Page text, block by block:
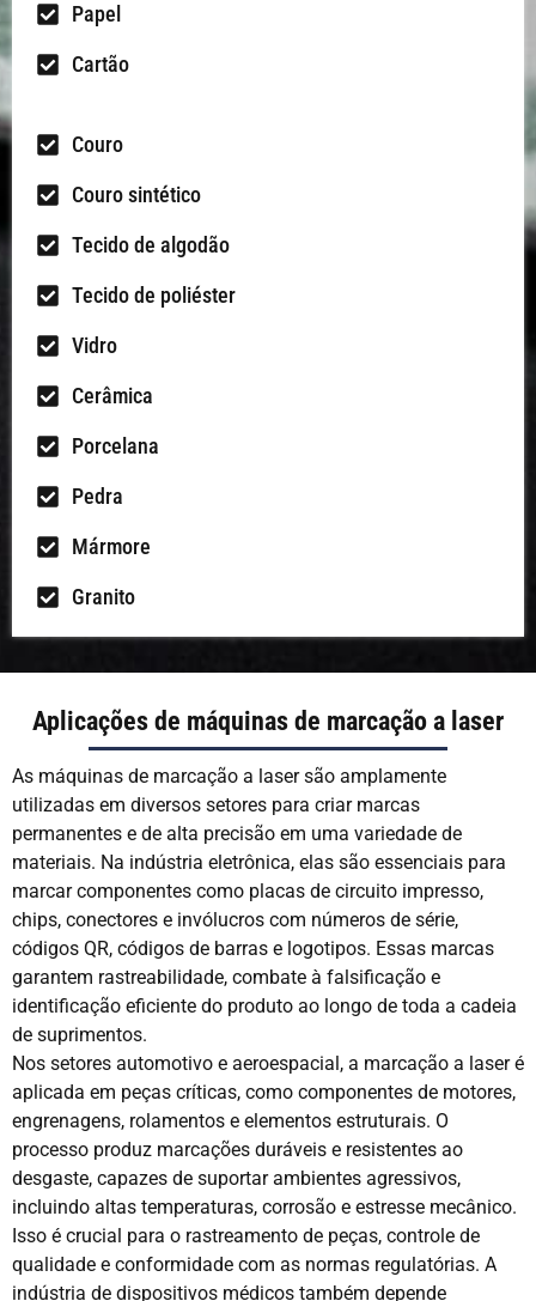
Papel
Cartão
Couro
Couro sintético
Tecido de algodão
Tecido de poliéster
Vidro
Cerâmica
Porcelana
Pedra
Mármore
Granito
Aplicações de máquinas de marcação a laser
As máquinas de marcação a laser são amplamente
utilizadas em diversos setores para criar marcas
permanentes e de alta precisão em uma variedade de
materiais. Na indústria eletrônica, elas são essenciais para
marcar componentes como placas de circuito impresso,
chips, conectores e invólucros com números de série,
códigos QR, códigos de barras e logotipos. Essas marcas
garantem rastreabilidade, combate à falsificação e
identificação eficiente do produto ao longo de toda a cadeia
de suprimentos.
Nos setores automotivo e aeroespacial, a marcação a laser é
aplicada em peças críticas, como componentes de motores,
engrenagens, rolamentos e elementos estruturais. O
processo produz marcações duráveis e resistentes ao
desgaste, capazes de suportar ambientes agressivos,
incluindo altas temperaturas, corrosão e estresse mecânico.
Isso é crucial para o rastreamento de peças, controle de
qualidade e conformidade com as normas regulatórias. A
indústria de dispositivos médicos também depende